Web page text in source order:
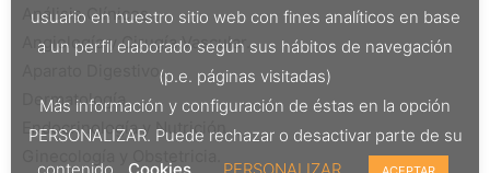
Análisis Clínicos.
Angiología y Cirugía Vascular.
Aparato Digestivo.
Dermatología.
Endocrinología y Nutrición.
usuario en nuestro sitio web con fines analíticos en base
a un perfil elaborado según sus hábitos de navegación
(p.e. páginas visitadas)
Más información y configuración de éstas en la opción
PERSONALIZAR. Puede rechazar o desactivar parte de su